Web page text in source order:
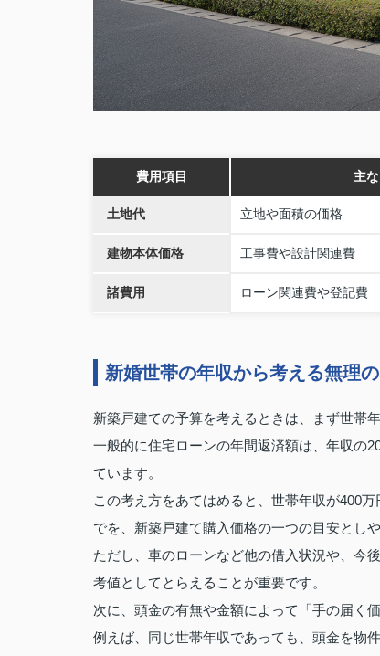
費用項目 主
土地代 立地や面積の価格
建物本体価格 工事費や設計関連費
諸費用 ローン関連費や登記費
新婚世帯の年収から考える無理
新築戸建ての予算を考えるときは、まず世帯
一般的に住宅ローンの年間返済額は、年収の
ています。
この考え方をあてはめると、世帯年収が400
でを、新築戸建て購入価格の一つの目安としや
ただし、車のローンなど他の借入状況や、今
考値としてとらえることが重要です。
次に、頭金の有無や金額によって「手の届く
例えば、同じ世帯年収であっても、頭金を物